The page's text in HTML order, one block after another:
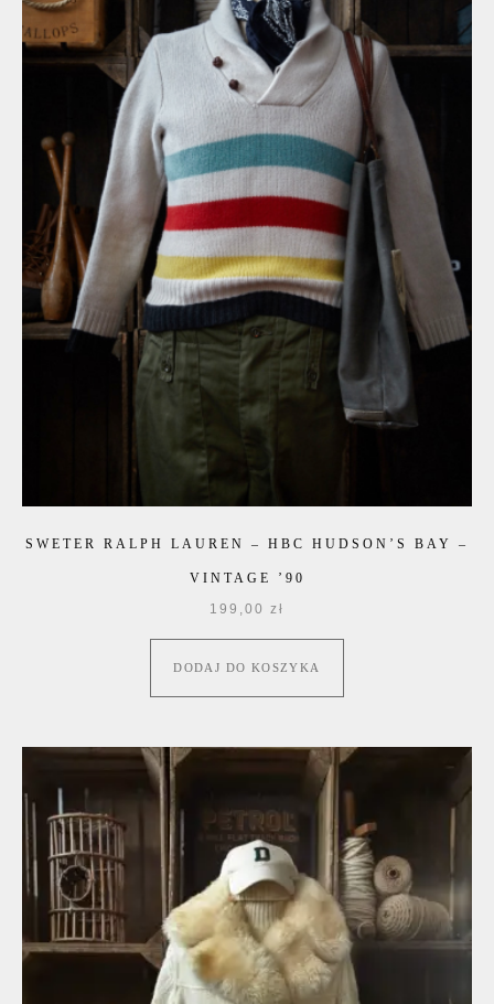
SWETER RALPH LAUREN – HBC HUDSON’S BAY –
VINTAGE ’90
199,00 zł
DODAJ DO KOSZYKA